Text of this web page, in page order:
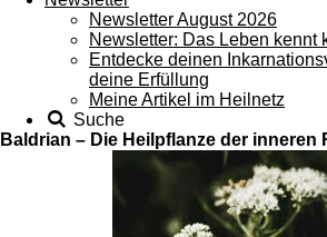
Newsletter August 2026
Newsletter: Das Leben kennt
Entdecke deinen
deine Erfüllung
Meine Artikel im Heilnetz
Suche
Baldrian – Die Heilpflanze der inneren